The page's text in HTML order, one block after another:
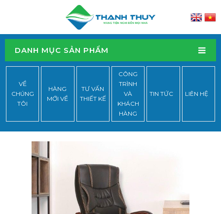
DANH MỤC SẢN PHẨM
VỀ
CHÚNG
TÔI
HÀNG
MỚI VỀ
TƯ VẤN
THIẾT KẾ
CÔNG
TRÌNH
VÀ
KHÁCH
HÀNG
TIN TỨC LIÊN HỆ